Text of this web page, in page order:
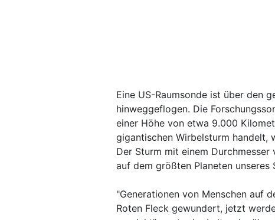
Eine US-Raumsonde ist über den
hinweggeflogen. Die
einer Höhe von etwa 9.000
gigantischen Wirbelsturm handelt,
Der Sturm mit einem
auf dem größten Planeten unseres
"Generationen von Menschen auf
Roten Fleck gewundert, jetzt